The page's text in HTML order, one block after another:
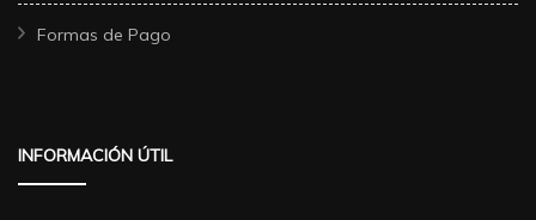
Formas de Pago
INFORMACIÓN ÚTIL